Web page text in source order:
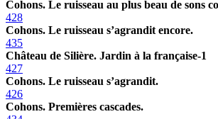
Cohons. Le ruisseau au plus beau de sons
428
Cohons. Le ruisseau s’agrandit encore.
435
Château de Silière. Jardin à la française-1
427
Cohons. Le ruisseau s’agrandit.
426
Cohons. Premières cascades.